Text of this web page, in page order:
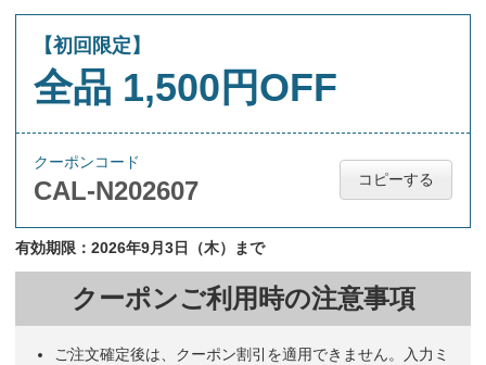
昨年も同じ商品にしました。見やすく、記入するスペースが大きくて
ーがみられること。
サービス業
出来がいいと思います。自分でも使いたいです。粗品で配っても一番
福祉
今回お願いしたものと同じものを26年にもお願いしていて、昨年変
更しましたが、前の方がよかったとのご意見をいただいたりしたこ
と。文字の色がくっきりして見やすい。六曜が付いている。などのこ
とからこのカレンダーにしました。
サービス業
【初回限定】
全品 1,500円OFF
クーポンコード
CAL-N202607 コピーする
有効期限：2026年9月3日（木）まで
クーポンご利用時の注意事項
ご注文確定後は、クーポン割引を適用できません。入力ミ